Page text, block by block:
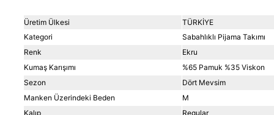
Üretim Ülkesi
TÜRKİYE
Kategori
Sabahlıklı Pijama Takımı
Renk
Ekru
Kumaş Karışımı
%65 Pamuk %35 Viskon
Sezon
Dört Mevsim
Manken Üzerindeki Beden
M
Kalıp
Regular